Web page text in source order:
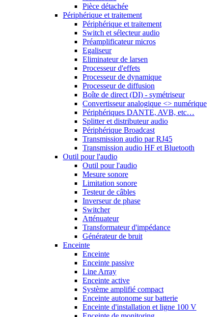
Pièce détachée
Périphérique et traitement
Périphérique et traitement
Switch et sélecteur audio
Préamplificateur micros
Egaliseur
Eliminateur de larsen
Processeur d'effets
Processeur de dynamique
Processeur de diffusion
Boîte de direct (DI) - symétriseur
Convertisseur analogique <> numérique
Périphériques DANTE, AVB, etc…
Splitter et distributeur audio
Périphérique Broadcast
Transmission audio par RJ45
Transmission audio HF et Bluetooth
Outil pour l'audio
Outil pour l'audio
Mesure sonore
Limitation sonore
Testeur de câbles
Inverseur de phase
Switcher
Atténuateur
Transformateur d'impédance
Générateur de bruit
Enceinte
Enceinte
Enceinte passive
Line Array
Enceinte active
Système amplifié compact
Enceinte autonome sur batterie
Enceinte d'installation et ligne 100 V